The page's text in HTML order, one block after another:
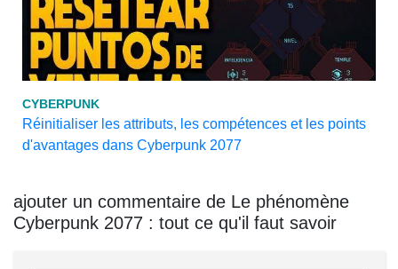
CYBERPUNK
Réinitialiser les attributs, les compétences et les points
d'avantages dans Cyberpunk 2077
ajouter un commentaire de Le phénomène
Cyberpunk 2077 : tout ce qu'il faut savoir